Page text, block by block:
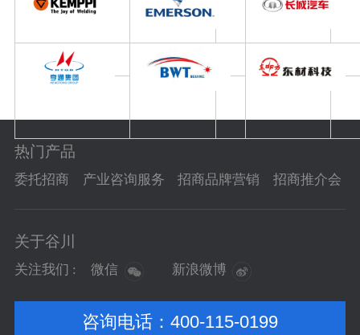
热门产品
委托招商 产业咨询服务 招商品牌营销 招商推介会
关于谷川
关注我们 : 微信 新浪微博
咨询电话： 400-115-0199